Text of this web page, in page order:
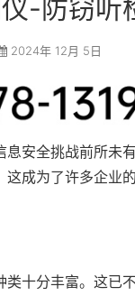
-防窃听
2024年 12月 5日
安全挑战前所未
成为了许多企业
十分丰富。这已